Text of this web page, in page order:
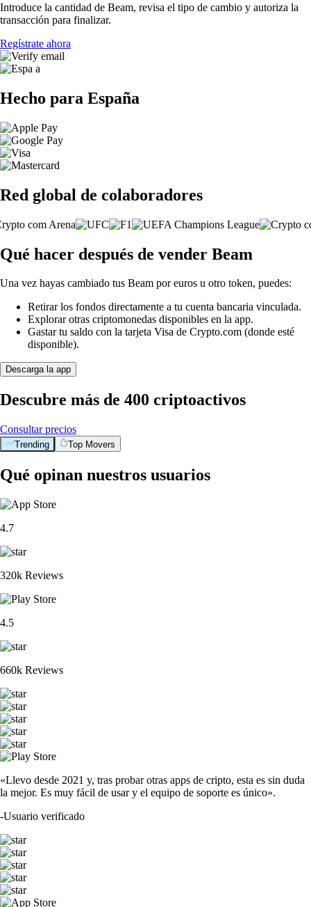
Introduce la cantidad de Beam, revisa el tipo de cambio y autoriza la
transacción para finalizar.
Regístrate ahora
Hecho para España
Red global de colaboradores
Qué hacer después de vender Beam
Una vez hayas cambiado tus Beam por euros u otro token, puedes:
Retirar los fondos directamente a tu cuenta bancaria vinculada.
Explorar otras criptomonedas disponibles en la app.
Gastar tu saldo con la tarjeta Visa de Crypto.com (donde esté
disponible).
Descarga la app
Descubre más de 400 criptoactivos
Consultar precios
Trending Top Movers
Qué opinan nuestros usuarios
4.7
320k Reviews
4.5
660k Reviews
«Llevo desde 2021 y, tras probar otras apps de cripto, esta es sin duda
la mejor. Es muy fácil de usar y el equipo de soporte es único».
-Usuario verificado